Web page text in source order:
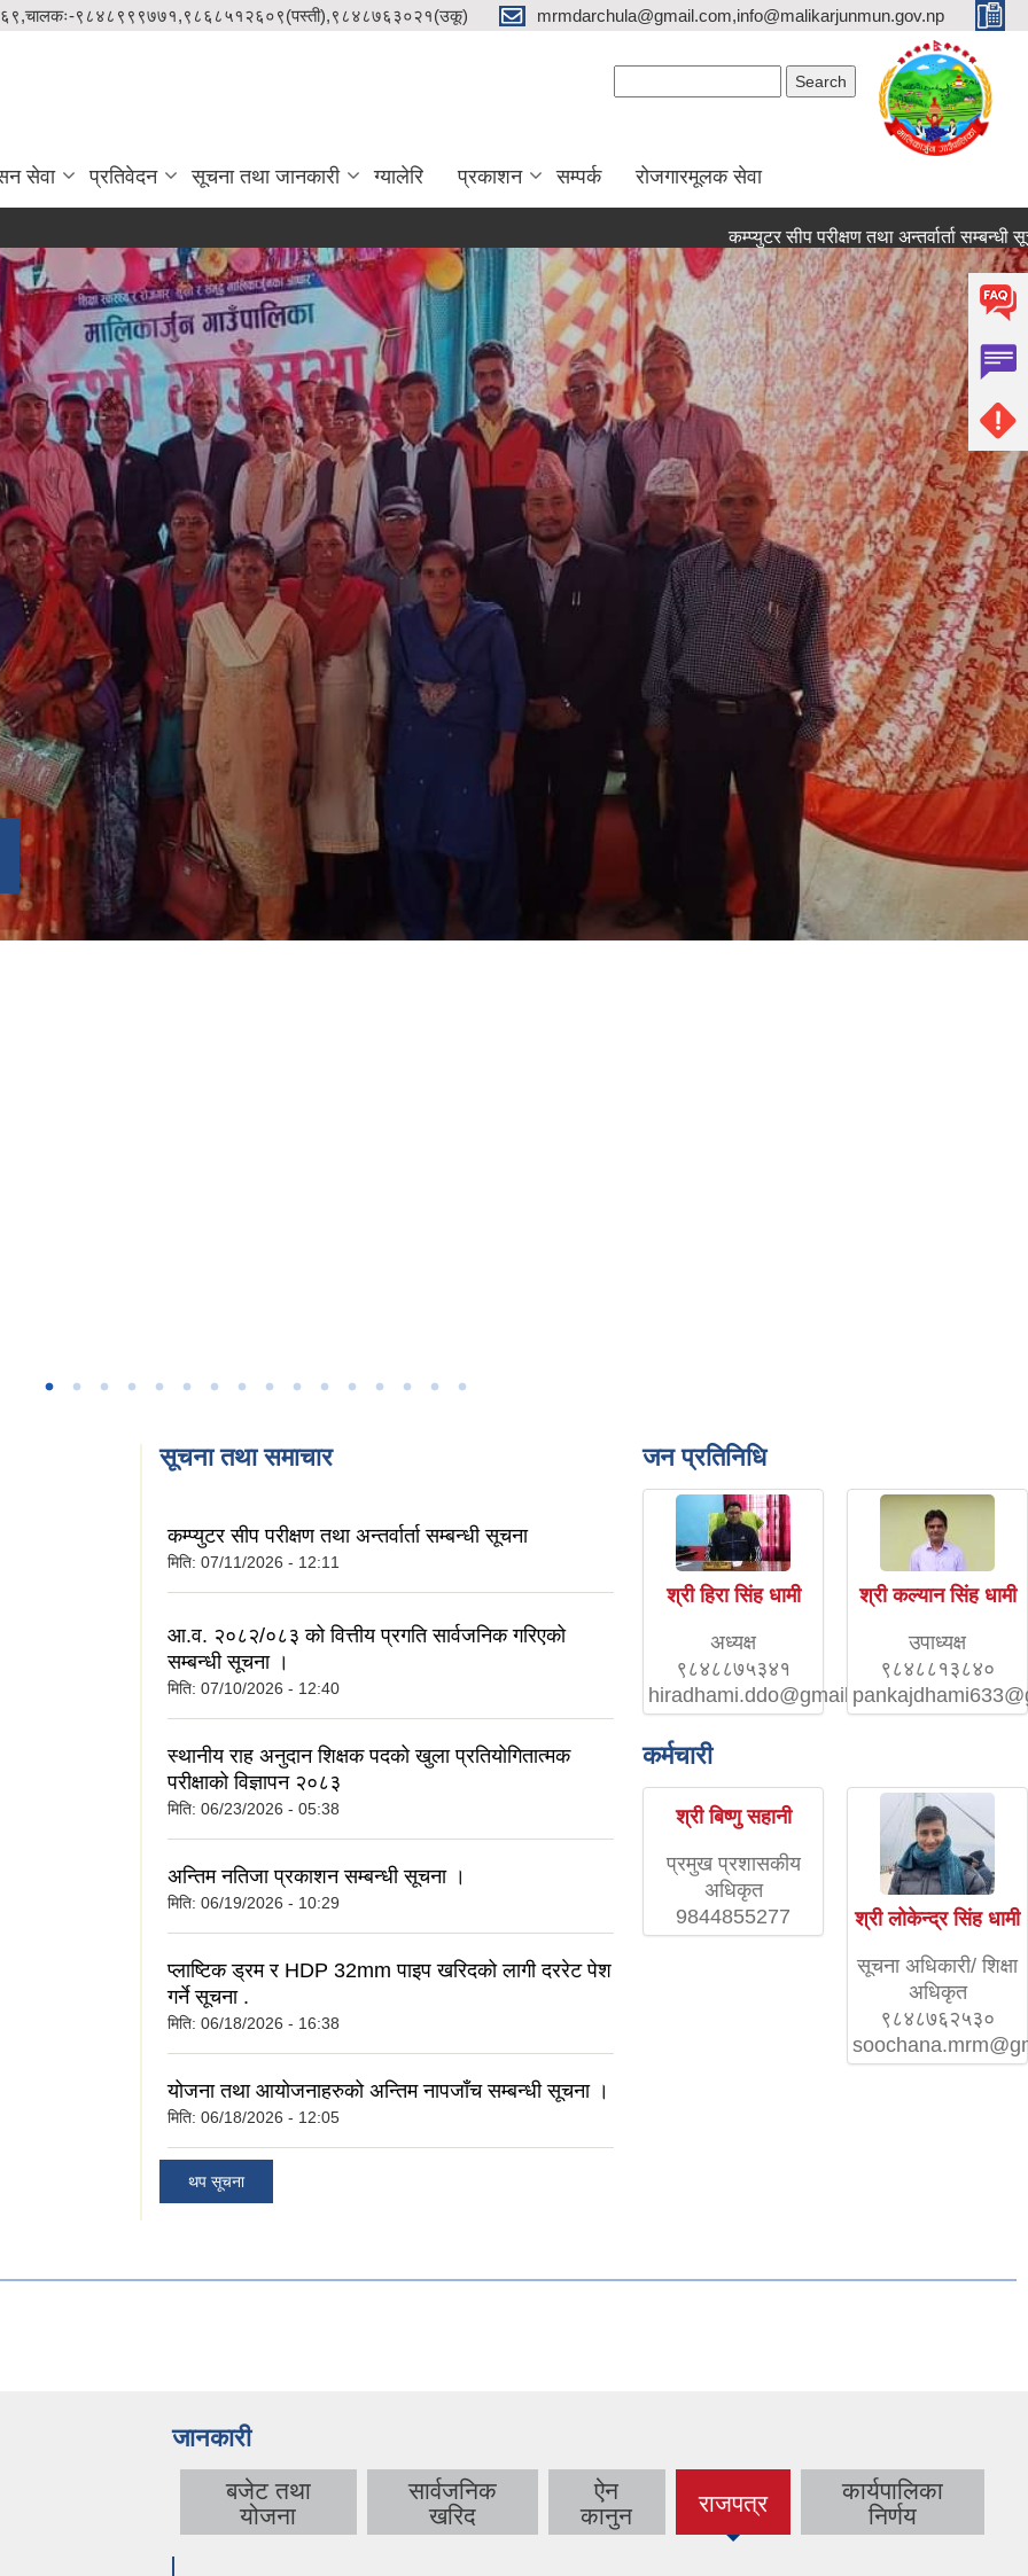
९८४८९९९७७१,९८६८५१२६०९(पस्ती),९८४८७६३०२१(उकू) mrmdarchula@gmail.com,info@malikarjunmun.gov.np
सेवा प्रतिवेदन सूचना तथा जानकारी ग्यालेरि प्रकाशन सम्पर्क रोजगारमूलक सेवा
कम्प्युटर सीप परीक्षण तथा अन्तर्वार्ता सम्बन्धी सूचना
सूचना तथा समाचार
कम्प्युटर सीप परीक्षण तथा अन्तर्वार्ता सम्बन्धी सूचना
मिति: 07/11/2026 - 12:11
आ.व. २०८२/०८३ को वित्तीय प्रगति सार्वजनिक गरिएको
सम्बन्धी सूचना ।
मिति: 07/10/2026 - 12:40
स्थानीय राह अनुदान शिक्षक पदको खुला प्रतियोगितात्मक
परीक्षाको विज्ञापन २०८३
मिति: 06/23/2026 - 05:38
अन्तिम नतिजा प्रकाशन सम्बन्धी सूचना ।
मिति: 06/19/2026 - 10:29
प्लाष्टिक ड्रम र HDP 32mm पाइप खरिदको लागी दररेट पेश
गर्ने सूचना .
मिति: 06/18/2026 - 16:38
योजना तथा आयोजनाहरुको अन्तिम नापजाँच सम्बन्धी सूचना ।
मिति: 06/18/2026 - 12:05
थप सूचना
जन प्रतिनिधि
श्री हिरा सिंह धामी
अध्यक्ष
९८४८८७५३४१
hiradhami.ddo@gmail.com
श्री कल्यान सिंह धामी
उपाध्यक्ष
९८४८८१३८४०
कर्मचारी
श्री बिष्णु सहानी
प्रमुख प्रशासकीय
अधिकृत
9844855277
श्री लोकेन्द्र सिंह धामी
सूचना अधिकारी/ शिक्षा
अधिकृत
९८४८७६२५३०
जानकारी
बजेट तथा
योजना
सार्वजनिक
खरिद
ऐन
कानुन
राजपत्र
(active
tab)
कार्यपालिका
निर्णय